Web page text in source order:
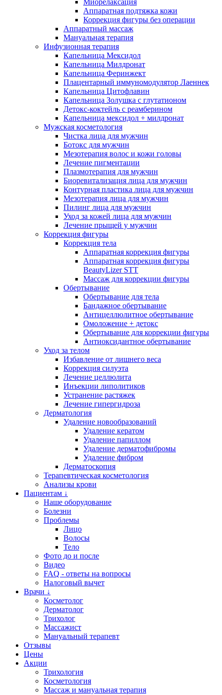
Миорелаксация
Аппаратная подтяжка кожи
Коррекция фигуры без операции
Аппаратный массаж
Мануальная терапия
Инфузионная терапия
Капельница Мексидол
Капельница Милдронат
Капельница Феринжект
Плацентарный иммуномодулятор Лаеннек
Капельница Цитофлавин
Капельница Золушка с глутатионом
Детокс-коктейль с реамберином
Капельница мексидол + милдронат
Мужская косметология
Чистка лица для мужчин
Ботокс для мужчин
Мезотерапия волос и кожи головы
Лечение пигментации
Плазмотерапия для мужчин
Биоревитализация лица для мужчин
Контурная пластика лица для мужчин
Мезотерапия лица для мужчин
Пилинг лица для мужчин
Уход за кожей лица для мужчин
Лечение прыщей у мужчин
Коррекция фигуры
Коррекция тела
Аппаратная коррекция фигуры
Аппаратная коррекция фигуры
BeautyLizer STT
Массаж для коррекции фигуры
Обертывание
Обертывание для тела
Бандажное обертывание
Антицеллюлитное обертывание
Омоложение + детокс
Обертывание для коррекции фигуры
Антиоксидантное обертывание
Уход за телом
Избавление от лишнего веса
Коррекция силуэта
Лечение целлюлита
Инъекции липолитиков
Устранение растяжек
Лечение гипергидроза
Дерматология
Удаление новообразований
Удаление кератом
Удаление папиллом
Удаление дерматофибромы
Удаление фибром
Дерматоскопия
Терапевтическая косметология
Анализы крови
Пациентам ↓
Наше оборудование
Болезни
Проблемы
Лицо
Волосы
Тело
Фото до и после
Видео
FAQ - ответы на вопросы
Налоговый вычет
Врачи ↓
Косметолог
Дерматолог
Трихолог
Массажист
Мануальный терапевт
Отзывы
Цены
Акции
Трихология
Косметология
Массаж и мануальная терапия